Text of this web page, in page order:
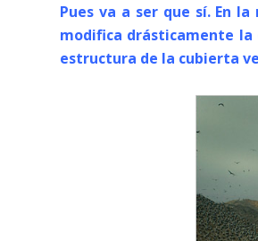
Pues va a ser que sí. En
modifica drásticamente la
estructura de la cubierta